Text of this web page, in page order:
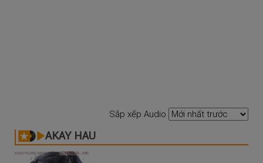
Sắp xếp Audio
AKAY HAU